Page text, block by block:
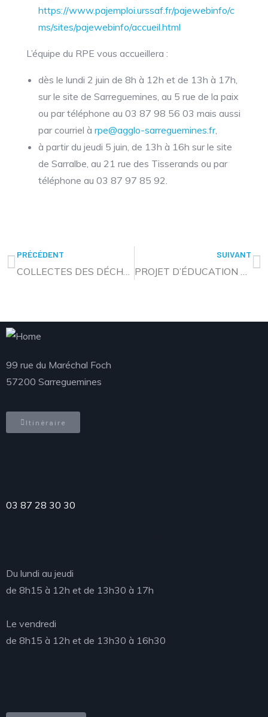
https://www.pajemploi.urssaf.fr/pajewebinfo/c
ms/sites/pajewebinfo/accueil.html
L’équipe du RPE vous accueillera :
dès le lundi 2 juin de 8h à 12h et de 13h à 17h,
sur le site de Sarreguemines, au 5 rue de la paix
ou par téléphone au 03 87 98 56 03 mais aussi
par courriel àrpe@agglo-sarreguemines.fr,
à partir du jeudi 5 juin, de 13h à 16h sur le site
de Sarralbe, au 21 rue des Tisserands ou par
téléphone au 03 87 97 85 92.
PRÉCÉDENT
COLLECTES DES DÉCHETS DU JEUDI DE L’ASCENSION
SUIVANT
PROJET D’ÉDUCATION AU DÉVELOPPEMENT DURABLE : OUVERTURE DES VOTES
99 rue du Maréchal Foch
57200 Sarreguemines
Itinéraire
03 87 28 30 30
Du lundi au jeudi
de 8h15 à 12h et de 13h30 à 17h
Le vendredi
de 8h15 à 12h et de 13h30 à 16h30